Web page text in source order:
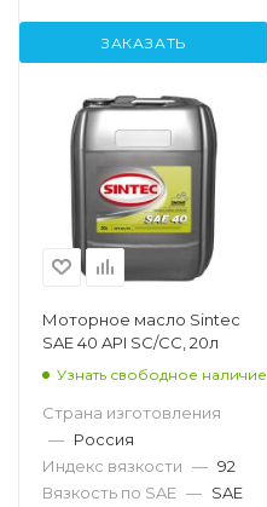
ЗАКАЗАТЬ
Моторное масло Sintec
SAE 40 API SC/CC, 20л
Узнать свободное наличие
Страна изготовления
— Россия
Индекс вязкости — 92
Вязкость по SAE — SAE